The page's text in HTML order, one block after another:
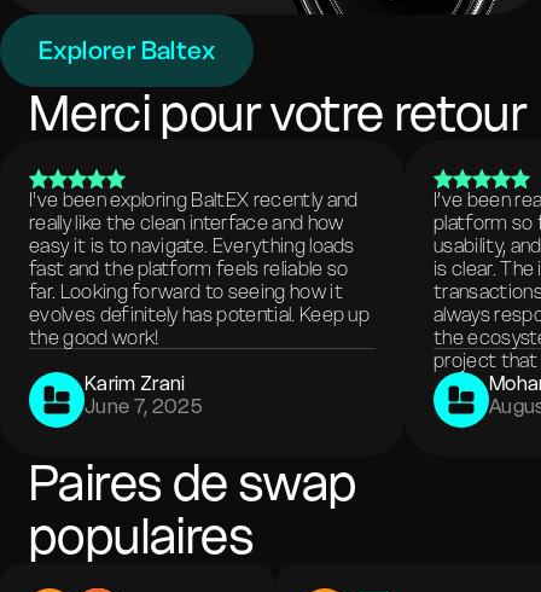
Explorer Baltex
Merci pour votre retour
I've been exploring BaltEX recently and
really like the clean interface and how
easy it is to navigate. Everything loads
fast and the platform feels reliable so
far. Looking forward to seeing how it
evolves definitely has potential. Keep up
the good work!
Karim Zrani
June 7, 2025
I’ve been
platform so
usability,
is clear.
always
the
project that
Paires de swap
populaires